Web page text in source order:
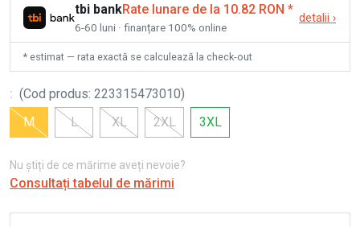
tbi bankRate lunare de la 10.82 RON *
6-60 luni · finanțare 100% online
detalii ›
* estimat — rata exactă se calculează la check-out
: (Cod produs: 223315473010)
M
L XL 2XL 3XL
Nu știți de ce mărime aveți nevoie?
Consultați tabelul de mărimi